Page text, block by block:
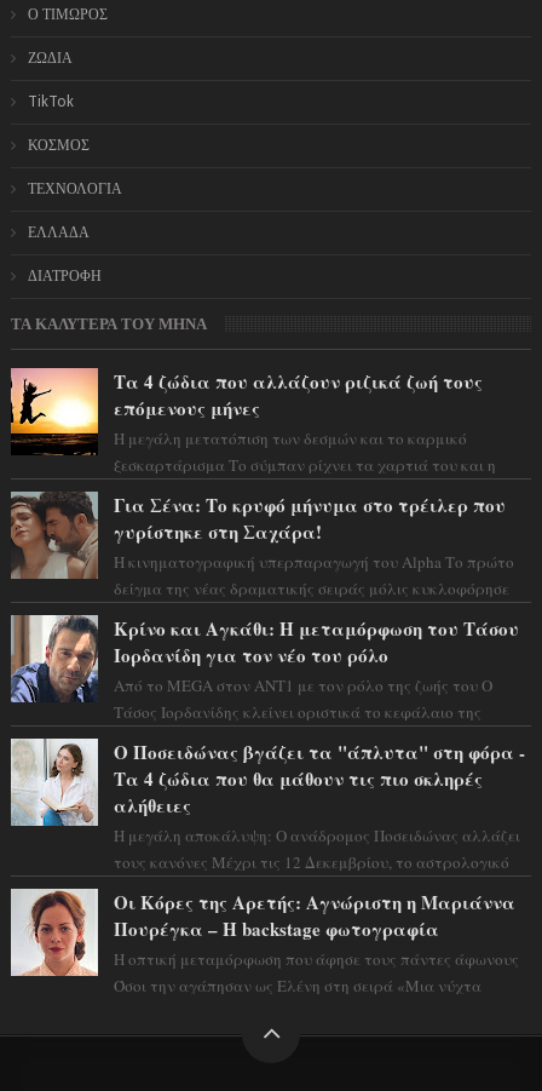
Ο ΤΙΜΩΡΟΣ
ΖΩΔΙΑ
TikTok
ΚΟΣΜΟΣ
ΤΕΧΝΟΛΟΓΙΑ
ΕΛΛΑΔΑ
ΔΙΑΤΡΟΦΗ
ΤΑ ΚΑΛΥΤΕΡΑ ΤΟΥ ΜΗΝΑ
Τα 4 ζώδια που αλλάζουν ριζικά ζωή τους
επόμενους μήνες
Η μεγάλη μετατόπιση των δεσμών και το καρμικό
ξεσκαρτάρισμα Το σύμπαν ρίχνει τα χαρτιά του και η
Για Σένα: Το κρυφό μήνυμα στο τρέιλερ που
γυρίστηκε στη Σαχάρα!
Η κινηματογραφική υπερπαραγωγή του Alpha Το πρώτο
δείγμα της νέας δραματικής σειράς μόλις κυκλοφόρησε
Κρίνο και Αγκάθι: Η μεταμόρφωση του Τάσου
Ιορδανίδη για τον νέο του ρόλο
Από το MEGA στον ΑΝΤ1 με τον ρόλο της ζωής του Ο
Τάσος Ιορδανίδης κλείνει οριστικά το κεφάλαιο της
Ο Ποσειδώνας βγάζει τα "άπλυτα" στη φόρα -
Τα 4 ζώδια που θα μάθουν τις πιο σκληρές
αλήθειες
Η μεγάλη αποκάλυψη: Ο ανάδρομος Ποσειδώνας αλλάζει
τους κανόνες Μέχρι τις 12 Δεκεμβρίου, το αστρολογικό
Οι Κόρες της Αρετής: Αγνώριστη η Μαριάννα
Πουρέγκα – H backstage φωτογραφία
Η οπτική μεταμόρφωση που άφησε τους πάντες άφωνους
Όσοι την αγάπησαν ως Ελένη στη σειρά «Μια νύχτα